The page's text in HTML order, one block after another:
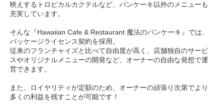
映えするトロピカルカクテルなど、パンケーキ以外のメニューも
充実しています。
そんな『Hawaiian Cafe & Restaurant 魔法のパンケーキ』では、
パッケージライセンス契約を採用。
従来のフランチャイズと比べて自由度が高く、店舗独自のサービ
スやオリジナルメニューの開発など、オーナーの自由な発想で運
営できます。
また、ロイヤリティが定額のため、オーナーの頑張り次第でより
多くの利益を残すことが可能です！